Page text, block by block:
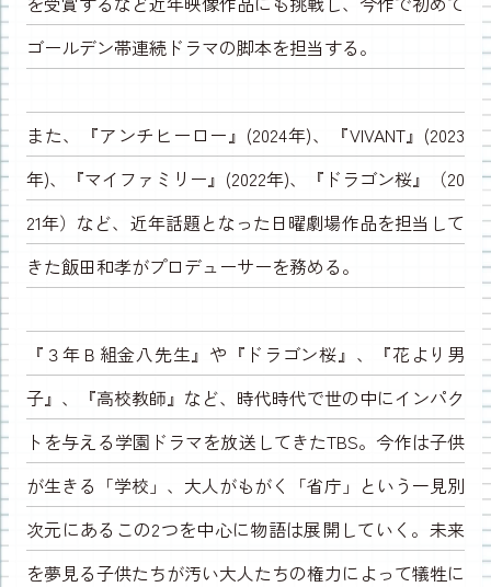
ゴールデン帯連続ドラマの脚本を担当する。
また、『アンチヒーロー』(2024年)、『VIVANT』(2023
年)、『マイファミリー』(2022年)、『ドラゴン桜』（20
21年）など、近年話題となった日曜劇場作品を担当して
きた飯田和孝がプロデューサーを務める。
『３年Ｂ組金八先生』や『ドラゴン桜』、『花より男
子』、『高校教師』など、時代時代で世の中にインパク
トを与える学園ドラマを放送してきたTBS。今作は子供
が生きる「学校」、大人がもがく「省庁」という一見別
次元にあるこの2つを中心に物語は展開していく。未来
を夢見る子供たちが汚い大人たちの権力によって犠牲に